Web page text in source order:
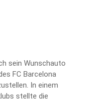
sein Wunschauto
FC Barcelona
In einem
stellte die